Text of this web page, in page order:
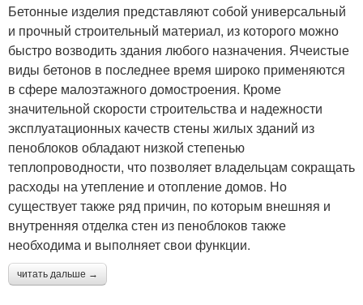
Бетонные изделия представляют собой универсальный
и прочный строительный материал, из которого можно
быстро возводить здания любого назначения. Ячеистые
виды бетонов в последнее время широко применяются
в сфере малоэтажного домостроения. Кроме
значительной скорости строительства и надежности
эксплуатационных качеств стены жилых зданий из
пеноблоков обладают низкой степенью
теплопроводности, что позволяет владельцам сокращать
расходы на утепление и отопление домов. Но
существует также ряд причин, по которым внешняя и
внутренняя отделка стен из пеноблоков также
необходима и выполняет свои функции.
читать дальше →